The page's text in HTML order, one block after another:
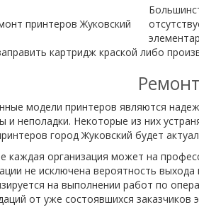
картридж краской либо
модели принтеров являются
и неполадки. Некоторые из них
город Жуковский будет
каждая организация может на
не исключена вероятность
на выполнении работ по
от уже состоявшихся заказчиков